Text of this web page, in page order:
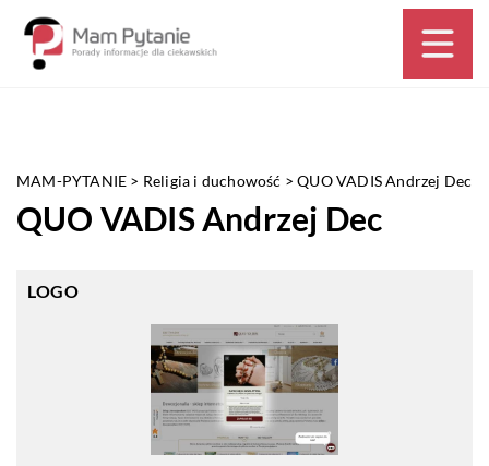
MAM-PYTANIE > Religia i duchowość >QUO VADIS Andrzej Dec
QUO VADIS Andrzej Dec
LOGO